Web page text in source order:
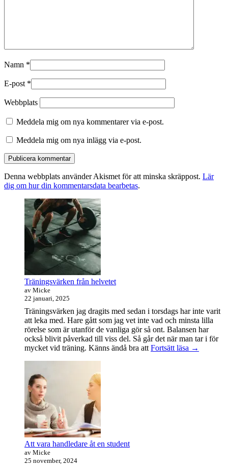
Namn *
E-post *
Webbplats
Meddela mig om nya kommentarer via e-post.
Meddela mig om nya inlägg via e-post.
Denna webbplats använder Akismet för att minska skräppost. Lär
dig om hur din kommentarsdata bearbetas.
Primära
sidofältet
Widget
område
Träningsvärken från helvetet
av Micke
22 januari, 2025
Träningsvärken jag dragits med sedan i torsdags har inte varit
att leka med. Hare gått som jag vet inte vad och minsta lilla
rörelse som är utanför de vanliga gör så ont. Balansen har
också blivit påverkad till viss del. Så går det när man tar i för
mycket vid träning. Känns ändå bra att Fortsätt läsa →
Att vara handledare åt en student
av Micke
25 november, 2024